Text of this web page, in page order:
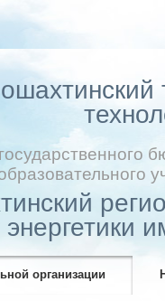
государственного
энергетики
организации